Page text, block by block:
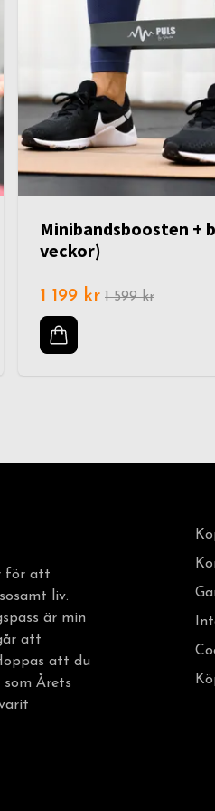
Minibandsboosten +
veckor)
1 199 kr 1 599 kr
för att
liv.
är min
att
att du
Årets